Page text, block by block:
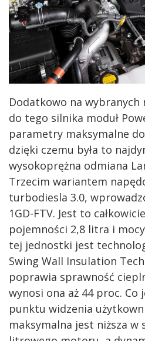
Dodatkowo na wybranych
do tego silnika moduł
parametry maksymalne
dzięki czemu była to
wysokoprężna odmiana
Trzecim wariantem
turbodiesla 3.0,
1GD-FTV. Jest to
pojemności 2,8 litra i
tej jednostki jest
Swing Wall Insulation
poprawia sprawność
wynosi ona aż 44 proc. Co
punktu widzenia
maksymalna jest niższa w